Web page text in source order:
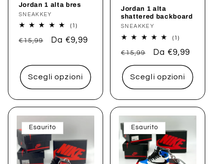
Jordan 1 alta bres
Produttore:
SNEAKKEY
(1)1
totali
Prezzo
listino
€15,99
Prezzo
Da €9,99
Scegli opzioni
Jordan 1 alta
shattered backboard
Produttore:
SNEAKKEY
(1)1
totali
Prezzo
di
listino
€15,99
Prezzo
scontato
Da €9,99
Scegli opzioni
Esaurito Esaurito